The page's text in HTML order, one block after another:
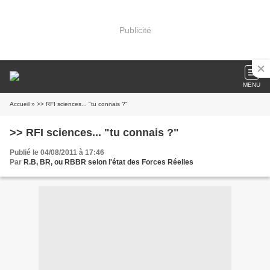
Publicité
MENU
Accueil » >> RFI sciences... "tu connais ?"
>> RFI sciences... "tu connais ?"
Publié le 04/08/2011 à 17:46
Par R.B, BR, ou RBBR selon l'état des Forces Réelles